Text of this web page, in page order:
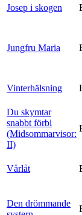
Josep i skogen
Jungfru Maria
Vinterhälsning
Du skymtar
snabbt förbi
(Midsommarvisor:
II)
Vårlåt
Den drömmande